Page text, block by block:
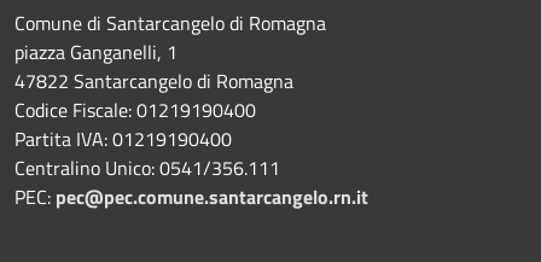
Comune di Santarcangelo di Romagna
piazza Ganganelli, 1
47822 Santarcangelo di Romagna
Codice Fiscale: 01219190400
Partita IVA: 01219190400
Centralino Unico: 0541/356.111
PEC: pec@pec.comune.santarcangelo.rn.it